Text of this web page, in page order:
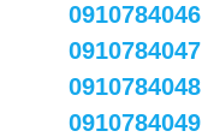
0910784046
0910784047
0910784048
0910784049